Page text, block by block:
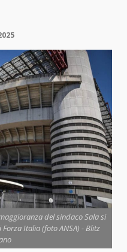
del sindaco Sala si
Italia (foto ANSA) - Blitz